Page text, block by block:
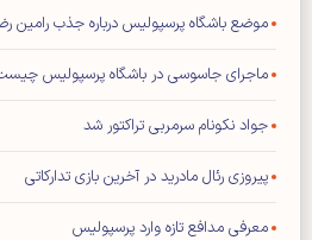
موضع باشگاه پرسپولیس درباره جذب
ماجرای جاسوسی در باشگاه پرسپولیس
جواد نکونام سرمربی تراکتور شد
پیروزی رئال مادرید در آخرین بازی تدارکاتی
معرفی مدافع تازه وارد پرسپولیس